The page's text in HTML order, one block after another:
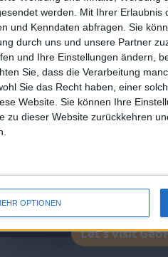
werden.
Mit Ihrer Erlaubnis
und Kenndaten abfragen. Sie
durch uns und unsere Partner
und Ihre Einstellungen ändern,
Sie, dass die Verarbeitung
Sie das Recht haben, einer
Website. Sie können Ihre
zu dieser Website zurückkehren
OPTIONEN
1
Name
an English-
Join our American
the firsts to submit
Let's visit